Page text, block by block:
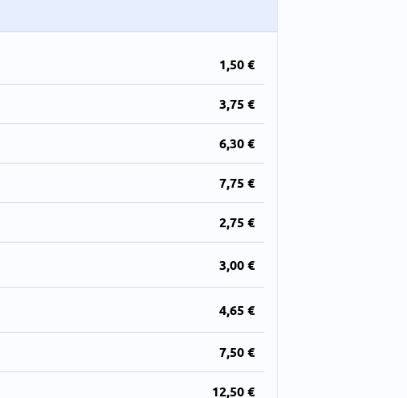
1,50 €
3,75 €
6,30 €
7,75 €
2,75 €
3,00 €
4,65 €
7,50 €
12,50 €